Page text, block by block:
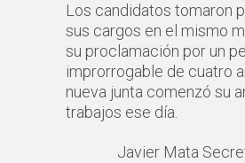
Los candidatos tomaron
sus cargos en el mismo
su proclamación por un
improrrogable de cuatro
nueva junta comenzó su
trabajos ese día.
Javier Mata